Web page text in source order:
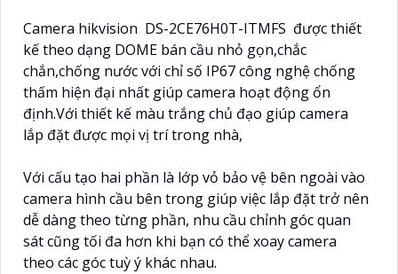
Camera hikvision DS-2CE76H0T-ITMFS được thiết
kế theo dạng DOME bán cầu nhỏ gọn,chắc
chắn,chống nước với chỉ số IP67 công nghệ chống
thấm hiện đại nhất giúp camera hoạt động ổn
định.Với thiết kế màu trắng chủ đạo giúp camera
lắp đặt được mọi vị trí trong nhà,
Với cấu tạo hai phần là lớp vỏ bảo vệ bên ngoài vào
camera hình cầu bên trong giúp việc lắp đặt trở nên
dễ dàng theo từng phần, nhu cầu chỉnh góc quan
sát cũng tối đa hơn khi bạn có thể xoay camera
theo các góc tuỳ ý khác nhau.